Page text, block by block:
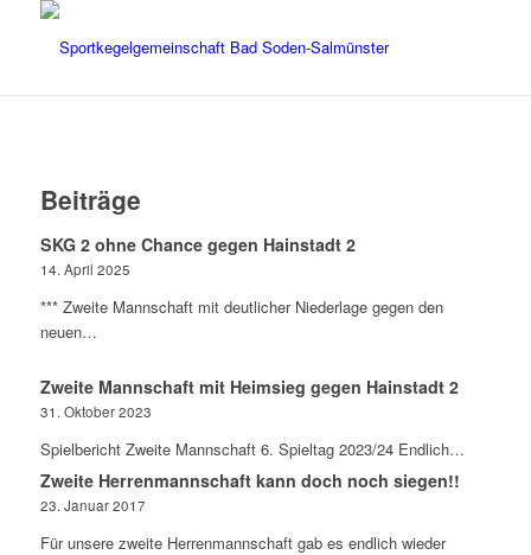
Beiträge
SKG 2 ohne Chance gegen Hainstadt 2
14. April 2025
*** Zweite Mannschaft mit deutlicher Niederlage gegen den
neuen…
Zweite Mannschaft mit Heimsieg gegen Hainstadt 2
31. Oktober 2023
Spielbericht Zweite Mannschaft 6. Spieltag 2023/24 Endlich…
Zweite Herrenmannschaft kann doch noch siegen!!
23. Januar 2017
Für unsere zweite Herrenmannschaft gab es endlich wieder